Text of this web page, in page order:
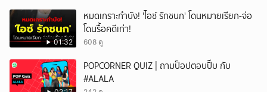
01:32
หมดเกราะกำบัง! 'ไอซ์ รักชนก' โดนหมายเรียก-จ่อ
โดนรื้อคดีเก่า!
608 ดู
POPCORNER QUIZ | ถามป็อปตอบปั๊บ กับ
#ALALA